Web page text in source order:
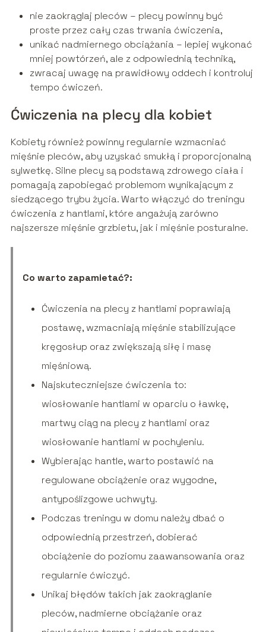
nie zaokrąglaj pleców – plecy powinny być
proste przez cały czas trwania ćwiczenia,
unikać nadmiernego obciążania – lepiej wykonać
mniej powtórzeń, ale z odpowiednią techniką,
zwracaj uwagę na prawidłowy oddech i kontroluj
tempo ćwiczeń.
Ćwiczenia na plecy dla kobiet
Kobiety również powinny regularnie wzmacniać
mięśnie pleców, aby uzyskać smukłą i proporcjonalną
sylwetkę. Silne plecy są podstawą zdrowego ciała i
pomagają zapobiegać problemom wynikającym z
siedzącego trybu życia. Warto włączyć do treningu
ćwiczenia z hantlami, które angażują zarówno
najszersze mięśnie grzbietu, jak i mięśnie posturalne.
Co warto zapamietać?:
Ćwiczenia na plecy z hantlami poprawiają
postawę, wzmacniają mięśnie stabilizujące
kręgosłup oraz zwiększają siłę i masę
mięśniową.
Najskuteczniejsze ćwiczenia to:
wiosłowanie hantlami w oparciu o ławkę,
martwy ciąg na plecy z hantlami oraz
wiosłowanie hantlami w pochyleniu.
Wybierając hantle, warto postawić na
regulowane obciążenie oraz wygodne,
antypoślizgowe uchwyty.
Podczas treningu w domu należy dbać o
odpowiednią przestrzeń, dobierać
obciążenie do poziomu zaawansowania oraz
regularnie ćwiczyć.
Unikaj błędów takich jak zaokrąglanie
pleców, nadmierne obciążanie oraz